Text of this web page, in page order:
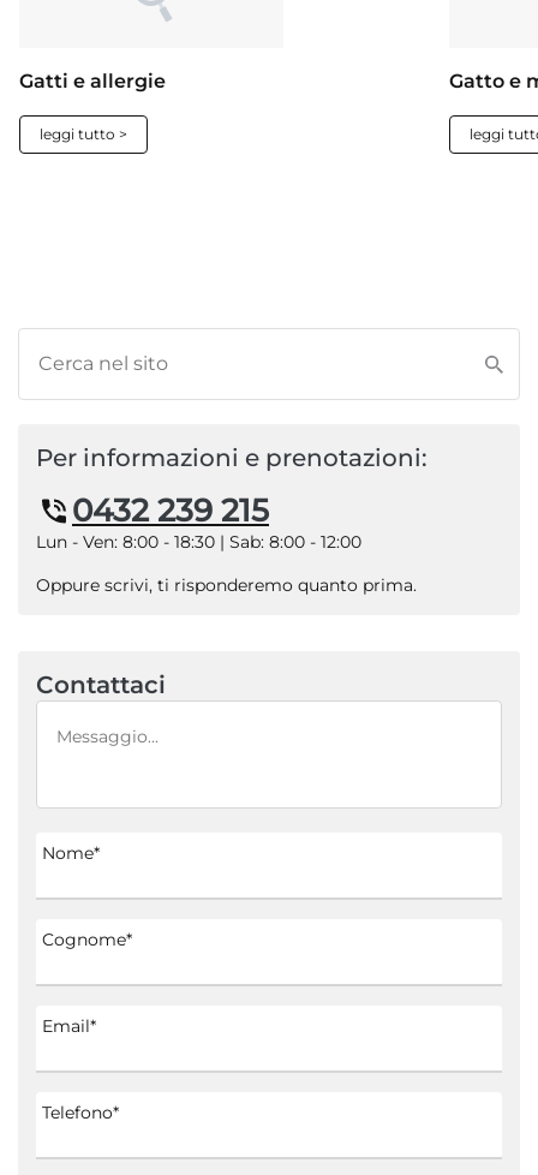
Gatti e allergie
leggi tutto >
Gatto e
leggi
Per informazioni e prenotazioni:
0432 239 215
Lun - Ven: 8:00 - 18:30 | Sab: 8:00 - 12:00
Oppure scrivi, ti risponderemo quanto prima.
Contattaci
Nome*
Cognome*
Email*
Telefono*